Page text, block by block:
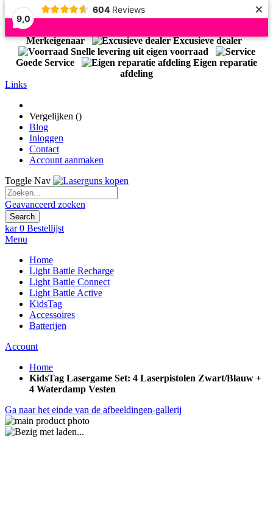
9,0
604 Reviews ×
Merkeigenaar
Excusieve dealer
Snelle levering uit eigen voorraad
Goede Service
Eigen reparatie
afdeling
Links
Vergelijken ()
Blog
Inloggen
Contact
Account aanmaken
Toggle Nav
Geavanceerd zoeken
Search
kar 0 Bestellijst
Menu
Home
Light Battle Recharge
Light Battle Connect
Light Battle Active
KidsTag
Accessoires
Batterijen
Account
Home
KidsTag Lasergame Set: 4 Laserpistolen Zwart/Blauw +
4 Waterdamp Vesten
Ga naar het einde van de afbeeldingen-gallerij